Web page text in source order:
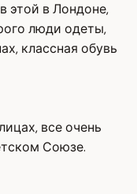
этой в Лондоне,
люди одеты,
классная обувь
все очень
Союзе.